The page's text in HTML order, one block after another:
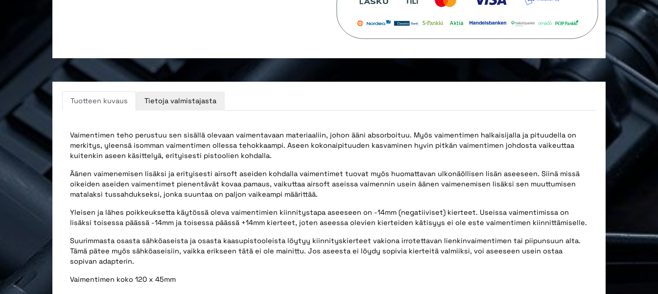
Tuotteen kuvaus Tietoja valmistajasta
Vaimentimen teho perustuu sen sisällä olevaan vaimentavaan materiaaliin, johon ääni absorboituu. Myös vaimentimen halkaisijalla ja pituudella on
merkitys, yleensä isomman vaimentimen ollessa tehokkaampi. Aseen kokonaipituuden kasvaminen hyvin pitkän vaimentimen johdosta vaikeuttaa
kuitenkin aseen käsittelyä, erityisesti pistoolien kohdalla.
Äänen vaimenemisen lisäksi ja erityisesti airsoft aseiden kohdalla vaimentimet tuovat myös huomattavan ulkonäöllisen lisän aseeseen. Siinä missä
oikeiden aseiden vaimentimet pienentävät kovaa pamaus, vaikuttaa airsoft aseissa vaimennin usein äänen vaimenemisen lisäksi sen muuttumisen
matalaksi tussahdukseksi, jonka suuntaa on paljon vaikeampi määrittää.
Yleisen ja lähes poikkeuksetta käytössä oleva vaimentimien kiinnitystapa aseeseen on -14mm (negatiiviset) kierteet. Useissa vaimentimissa on
lisäksi toisessa päässä -14mm ja toisessa päässä +14mm kierteet, joten aseessa olevien kierteiden kätisyys ei ole este vaimentimen kiinnittämiselle.
Suurimmasta osasta sähköaseista ja osasta kaasupistooleista löytyy kiinnityskierteet vakiona irrotettavan lienkinvaimentimen tai piipunsuun alta.
Tämä pätee myös sähköaseisiin, vaikka erikseen tätä ei ole mainittu. Jos aseesta ei löydy sopivia kierteitä valmiiksi, voi aseeseen usein ostaa
sopivan adapterin.
Vaimentimen koko 120 x 45mm